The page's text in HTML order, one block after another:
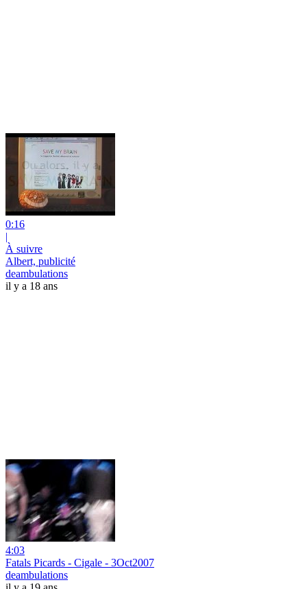
0:16
|
À suivre
Albert, publicité
deambulations
il y a 18 ans
4:03
Fatals Picards - Cigale - 3Oct2007
deambulations